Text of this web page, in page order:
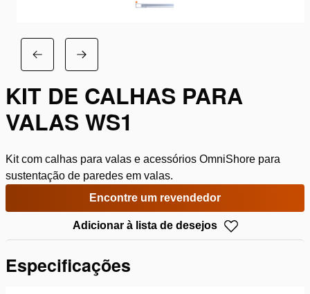
KIT DE CALHAS PARA
VALAS WS1
Kit com calhas para valas e acessórios OmniShore para
sustentação de paredes em valas.
Encontre um revendedor
Adicionar à lista de desejos
Especificações